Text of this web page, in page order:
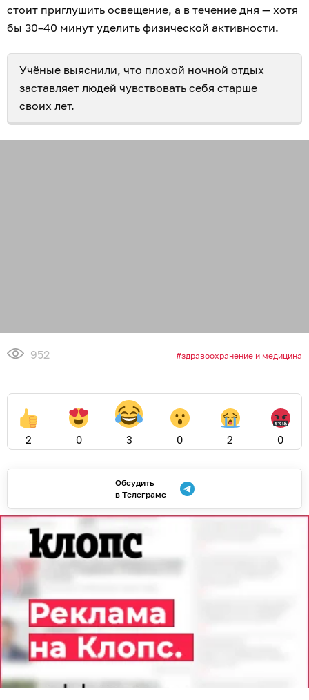
стоит приглушить освещение, а в течение дня — хотя
бы 30–40 минут уделить физической активности.
Учёные выяснили, что плохой ночной отдых
заставляет людей чувствовать себя старше
своих лет.
952 здравоохранение и медицина
2 0 3 0 2 0
Обсудить
в Телеграме